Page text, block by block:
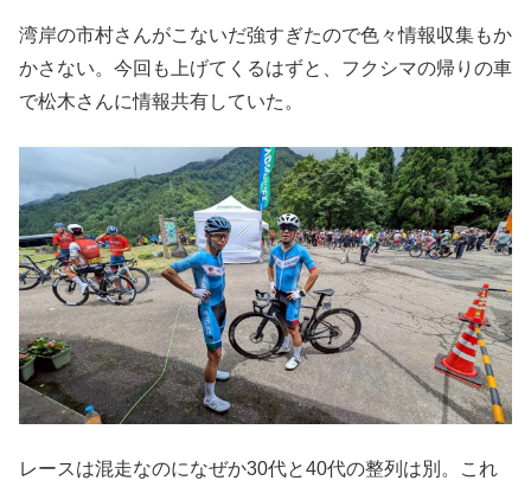
湾岸の市村さんがこないだ強すぎたので色々情報収集もか
かさない。今回も上げてくるはずと、フクシマの帰りの車
で松木さんに情報共有していた。
レースは混走なのになぜか30代と40代の整列は別。これ